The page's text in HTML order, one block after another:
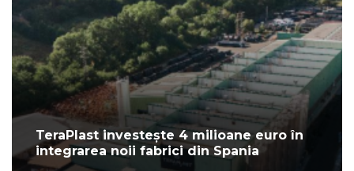
TeraPlast investește 4 milioane euro în
integrarea noii fabrici din Spania